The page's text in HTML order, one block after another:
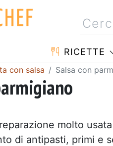
RICETTE
con salsa Salsa con
molto
di antipasti, primi e